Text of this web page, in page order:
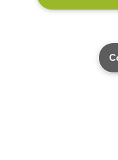
Seguros para Empresas
Informação Legal
Rentabilidades e
Mediadores CA
Pedido de Contacto para
Facebook